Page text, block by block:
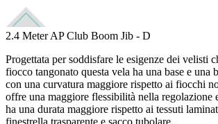
2.4 Meter AP Club Boom Jib - D
Progettata per soddisfare le esigenze dei velisti
fiocco tangonato questa vela ha una base e una
con una curvatura maggiore rispetto ai fiocchi
offre una maggiore flessibilità nella regolazione
ha una durata maggiore rispetto ai tessuti
finestrella trasparente e sacco tubolare.